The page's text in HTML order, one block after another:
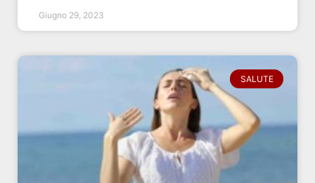
Giugno 29, 2023
SALUTE